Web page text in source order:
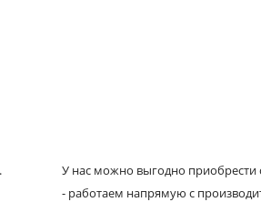
У нас можно выгодно
- работаем напрямую с